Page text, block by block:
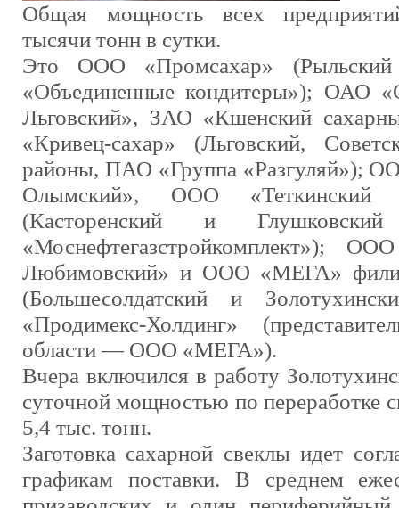
Общая мощность всех
тысячи тонн в сутки.
Это ООО «Промсахар»
«Объединенные кондитеры»); ОАО
Льговский», ЗАО «Кшенский
«Кривец-сахар» (Льговский,
районы, ПАО «Группа «Разгуляй»);
Олымский», ООО «Теткинский
(Касторенский и
«Моснефтегазстройкомплект»);
Любимовский» и ООО «МЕГА»
(Большесолдатский и
«Продимекс-Холдинг»
области — ООО «МЕГА»).
Вчера включился в работу
суточной мощностью по переработке
5,4 тыс. тонн.
Заготовка сахарной свеклы идет
графикам поставки. В среднем